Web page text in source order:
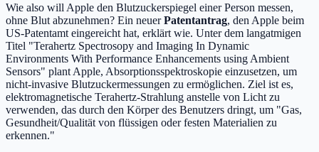
Wie also will Apple den Blutzuckerspiegel einer Person messen,
ohne Blut abzunehmen? Ein neuerPatentantrag, den Apple beim
US-Patentamt eingereicht hat, erklärt wie. Unter dem langatmigen
Titel "Terahertz Spectrosopy and Imaging In Dynamic
Environments With Performance Enhancements using Ambient
Sensors" plant Apple, Absorptionsspektroskopie einzusetzen, um
nicht-invasive Blutzuckermessungen zu ermöglichen. Ziel ist es,
elektromagnetische Terahertz-Strahlung anstelle von Licht zu
verwenden, das durch den Körper des Benutzers dringt, um "Gas,
Gesundheit/Qualität von flüssigen oder festen Materialien zu
erkennen."